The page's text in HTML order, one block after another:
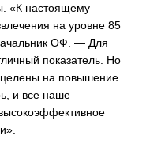
«К настоящему
на уровне 85
ОФ. — Для
показатель. Но
на повышение
и все наше